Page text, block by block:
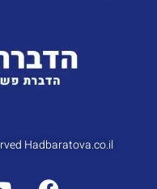
Hadbaratova.co.il